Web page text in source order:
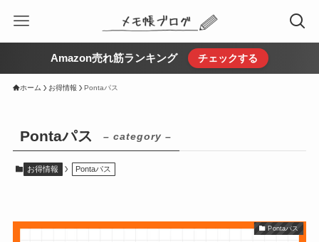
Amazon売れ筋ランキング チェックする
ホーム お得情報 Pontaパス
Pontaパス – category –
お得情報 Pontaパス
Pontaパス